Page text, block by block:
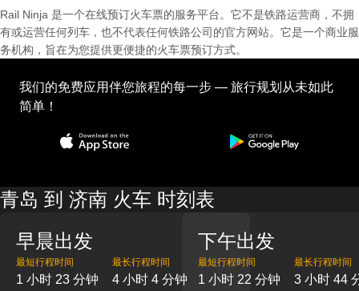
Rail Ninja 是一个在线预订火车票的服务平台。它不是铁路运营商，不拥
有或运营任何列车，也不代表任何铁路公司的官方网站。它是一个商业服
务机构，旨在为您提供更便捷的火车票预订方式。
我们的免费应用伴您旅程的每一步 — 旅行规划从未如此
简单！
青岛 到 济南 火车 时刻表
早晨出发
最短行程时间
1 小时 23 分钟
最长行程时间
4 小时 4 分钟
下午出发
最短行程时间
1 小时 22 分钟
最长行程时间
3 小时 44